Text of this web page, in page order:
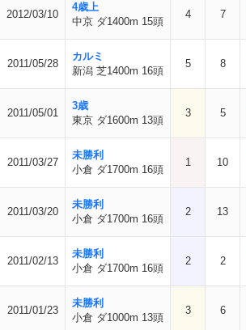
2012/03/10
4歳上
中京 ダ1400m 15頭
4 7
2011/05/28
カルミ
新潟 芝1400m 16頭
5 8
2011/05/01
3歳
東京 ダ1600m 13頭
3 5
2011/03/27
未勝利
小倉 ダ1700m 16頭
1 10
2011/03/20
未勝利
小倉 ダ1700m 16頭
2 13
2011/02/13
未勝利
小倉 ダ1700m 16頭
2 2
2011/01/23
未勝利
小倉 ダ1000m 13頭
3 6